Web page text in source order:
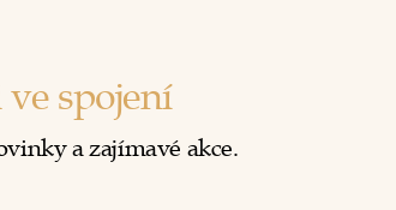
spojení
a zajímavé akce.